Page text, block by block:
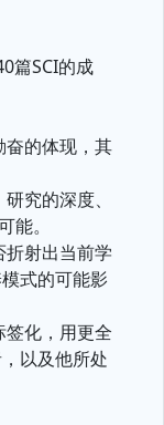
篇SCI的成
奋的体现，其
究的深度、
能。
射出当前学
式的可能影
化，用更全
以及他所处